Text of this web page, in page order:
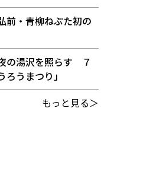
・青柳ねぷた初の
の湯沢を照らす ７
うまつり」
もっと見る＞